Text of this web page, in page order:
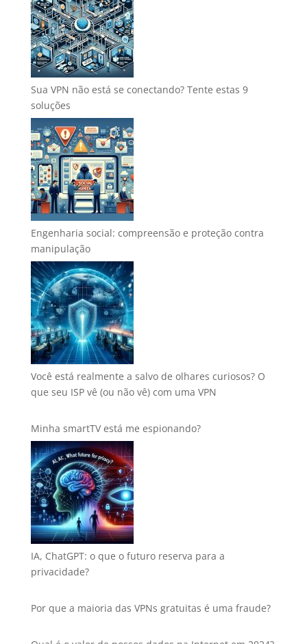
Sua VPN não está se conectando? Tente estas 9
soluções
Engenharia social: compreensão e proteção contra
manipulação
Você está realmente a salvo de olhares curiosos? O
que seu ISP vê (ou não vê) com uma VPN
Minha smartTV está me espionando?
IA, ChatGPT: o que o futuro reserva para a
privacidade?
Por que a maioria das VPNs gratuitas é uma fraude?